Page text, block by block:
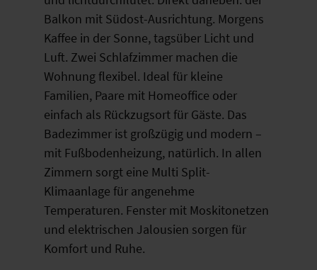
Balkon mit Südost-Ausrichtung. Morgens
Kaffee in der Sonne, tagsüber Licht und
Luft. Zwei Schlafzimmer machen die
Wohnung flexibel. Ideal für kleine
Familien, Paare mit Homeoffice oder
einfach als Rückzugsort für Gäste. Das
Badezimmer ist großzügig und modern –
mit Fußbodenheizung, natürlich. In allen
Zimmern sorgt eine Multi Split-
Klimaanlage für angenehme
Temperaturen. Fenster mit Moskitonetzen
und elektrischen Jalousien sorgen für
Komfort und Ruhe.